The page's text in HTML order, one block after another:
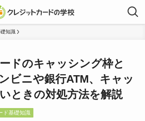
知識
ドのキャッシング枠と
ビニや銀行ATM、キャッ
ときの対処方法を解説
ド基礎知識